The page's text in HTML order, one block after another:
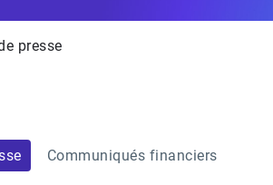
presse
Communiqués financiers